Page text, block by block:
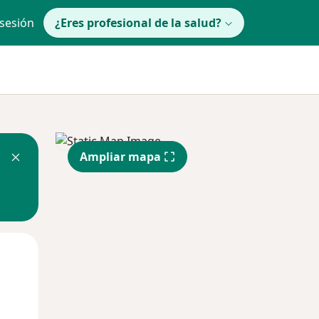
¿Eres profesional de la salud?
Ampliar mapa